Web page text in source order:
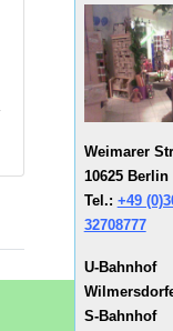
Weimarer
10625 Berlin
Tel.: +49
32708777
U-Bahnhof
S-Bahnhof